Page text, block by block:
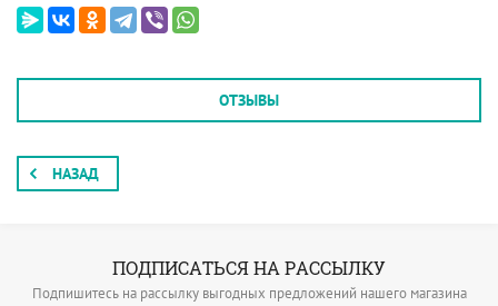
ОТЗЫВЫ
НАЗАД
ПОДПИСАТЬСЯ НА РАССЫЛКУ
Подпишитесь на рассылку выгодных предложений нашего магазина